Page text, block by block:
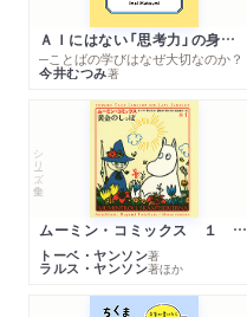
ＡＩにはない「思考力」の身につけ方
─ことばの学びはなぜ大切なのか？
今井むつみ著
シリーズ・全集
ムーミン・コミックス １ 黄金のしっぽ
トーベ・ヤンソン著
ラルス・ヤンソン著ほか